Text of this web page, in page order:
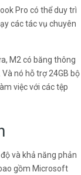
Pro có thể duy trì
các tác vụ chuyên
M2 có băng thông
nó hỗ trợ 24GB bộ
việc với các tệp
và khả năng phản
gồm Microsoft